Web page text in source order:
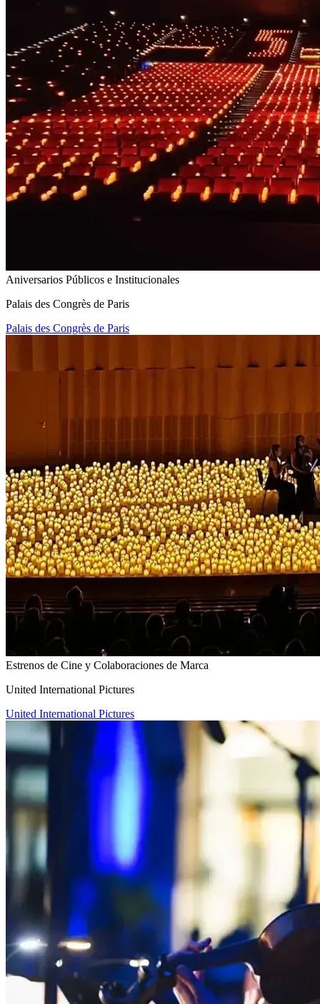
Aniversarios Públicos e Institucionales
Palais des Congrès de Paris
Palais des Congrès de Paris
Estrenos de Cine y Colaboraciones de Marca
United International Pictures
United International Pictures